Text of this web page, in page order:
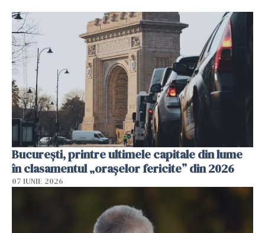
București, printre ultimele capitale din lume
în clasamentul „orașelor fericite” din 2026
07 IUNIE 2026